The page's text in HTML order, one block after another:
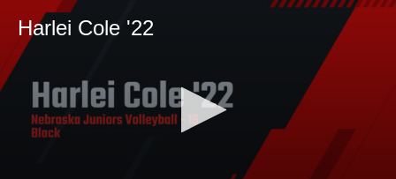
Harlei Cole '22